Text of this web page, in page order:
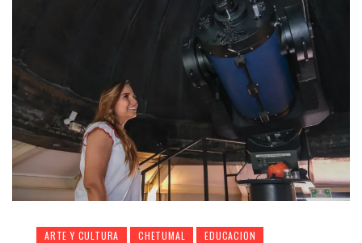
ARTE Y CULTURA CHETUMAL
EDUCACION